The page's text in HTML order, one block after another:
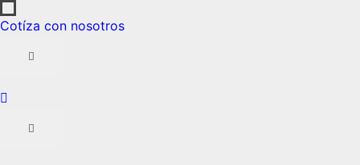
Cotíza con nosotros